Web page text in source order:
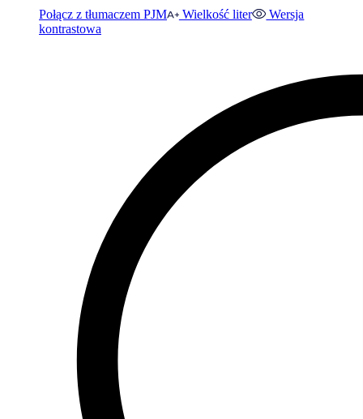
Połącz z tłumaczem PJM Wielkość liter
Wersja
kontrastowa